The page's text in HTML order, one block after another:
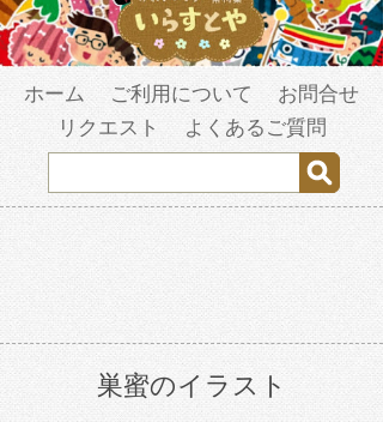
ホーム ご利用について
お問合せ
リクエスト
よくあるご質問
巣蜜のイラスト